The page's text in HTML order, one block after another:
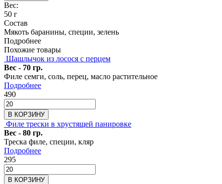
Вес:
50 г
Состав
Мякоть баранины, специи, зелень
Подробнее
Похожие товары
Шашлычок из лосося с перцем
Вес - 70 гр.
Филе семги, соль, перец, масло растительное
Подробнее
490
В КОРЗИНУ
Филе трески в хрустящей панировке
Вес - 80 гр.
Треска филе, специи, кляр
Подробнее
295
В КОРЗИНУ